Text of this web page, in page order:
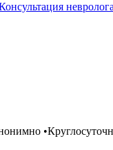
невролога
•